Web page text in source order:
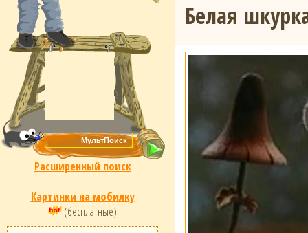
Расширенный поиск
Картинки на мобилку
(бесплатные)
Белая